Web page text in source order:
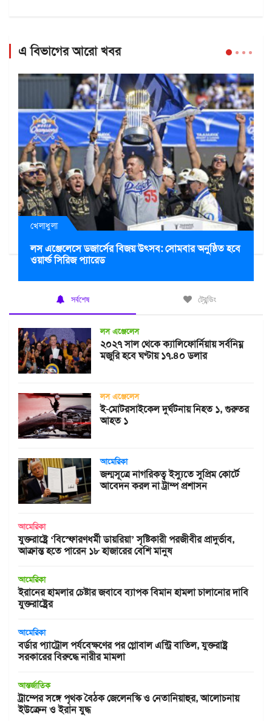
এ বিভাগের আরো খবর
খেলাধুলা
লস এঞ্জেলেসে ডজার্সের বিজয় উৎসব: সোমবার অনুষ্ঠিত হবে
ওয়ার্ল্ড সিরিজ প্যারেড
সর্বশেষ ট্রেন্ডিং
লস এঞ্জেলেস
২০২৭ সাল থেকে ক্যালিফোর্নিয়ায় সর্বনিম্ন
মজুরি হবে ঘণ্টায় ১৭.৪০ ডলার
লস এঞ্জেলেস
ই-মোটরসাইকেল দুর্ঘটনায় নিহত ১, গুরুতর
আহত ১
আমেরিকা
জন্মসূত্রে নাগরিকত্ব ইস্যুতে সুপ্রিম কোর্টে
আবেদন করল না ট্রাম্প প্রশাসন
আমেরিকা
যুক্তরাষ্ট্রে ‘বিস্ফোরণধর্মী ডায়রিয়া’ সৃষ্টিকারী পরজীবীর প্রাদুর্ভাব,
আক্রান্ত হতে পারেন ১৮ হাজারের বেশি মানুষ
আমেরিকা
ইরানের হামলার চেষ্টার জবাবে ব্যাপক বিমান হামলা চালানোর দাবি
যুক্তরাষ্ট্রের
আমেরিকা
বর্ডার প্যাট্রোল পর্যবেক্ষণের পর গ্লোবাল এন্ট্রি বাতিল, যুক্তরাষ্ট্র
সরকারের বিরুদ্ধে নারীর মামলা
আন্তর্জাতিক
ট্রাম্পের সঙ্গে পৃথক বৈঠক জেলেনস্কি ও নেতানিয়াহুর, আলোচনায়
ইউক্রেন ও ইরান যুদ্ধ